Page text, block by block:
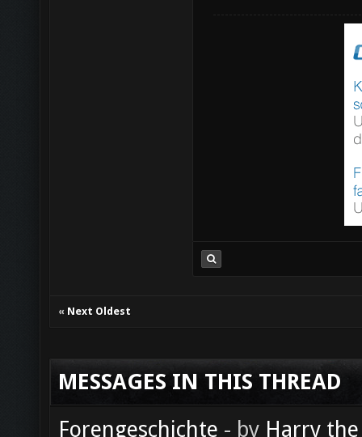
« Next Oldest
MESSAGES IN THIS THREAD
Forengeschichte - by Harry